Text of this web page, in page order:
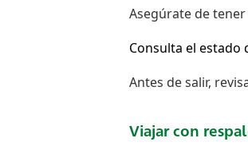
Asegúrate de
Consulta el estado
Antes de salir,
Viajar con